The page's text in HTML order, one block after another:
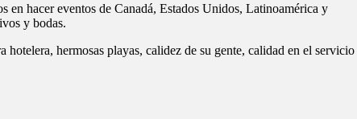
hacer eventos de Canadá, Estados Unidos, Latinoamérica y
y bodas.
hotelera, hermosas playas, calidez de su gente, calidad en el servicio